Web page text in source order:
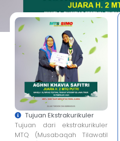
Tujuan Ekstrakurikuler
Tujuan dari ekstrakurikuler
MTQ (Musabaqah Tilawatil